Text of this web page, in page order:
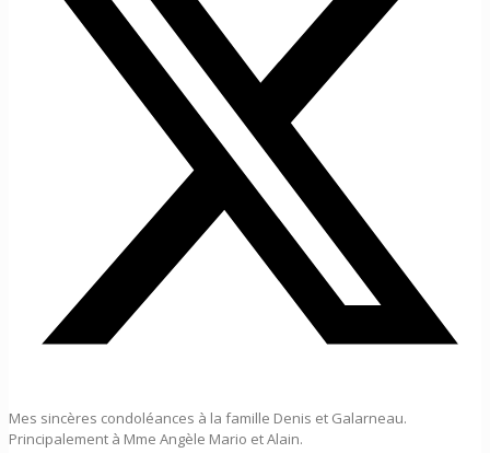
Mes sincères condoléances à la famille Denis et Galarneau.
Principalement à Mme Angèle Mario et Alain.